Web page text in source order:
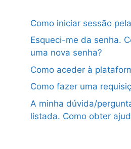
Como iniciar sessão
Esqueci-me da senha.
uma nova senha?
Como aceder à
Como fazer uma
A minha dúvida/
listada. Como obter